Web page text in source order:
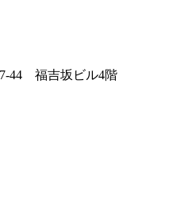
44 福吉坂ビル4階